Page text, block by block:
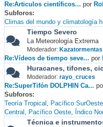
Re:Articulos científicos... por
Subforos
Climas del mundo y climatología
Tiempo Severo
La Meteorología Extrema
Moderador: Kazatormentas
Re:Vídeos de tiempo seve... por
Huracanes, tifones,
Moderador: rayo_cruces
Re:SuperTifón DOLPHIN Ca...
Subforos
Teoría Tropical
Pacífico SurOeste
Central
Pacífico Oeste Índico
Técnica e